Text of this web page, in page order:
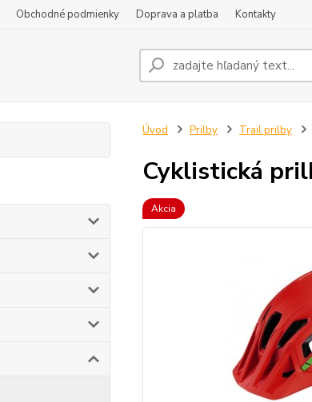
Obchodné podmienky Doprava a platba Kontakty
Úvod Prilby Trail prilby
Cyklistická
Akcia